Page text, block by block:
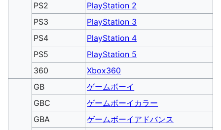
PS2
PlayStation 2
PS3
PlayStation 3
PS4
PlayStation 4
PS5
PlayStation 5
360
Xbox360
GB
ゲームボーイ
GBC
ゲームボーイカラー
GBA
ゲームボーイアドバンス